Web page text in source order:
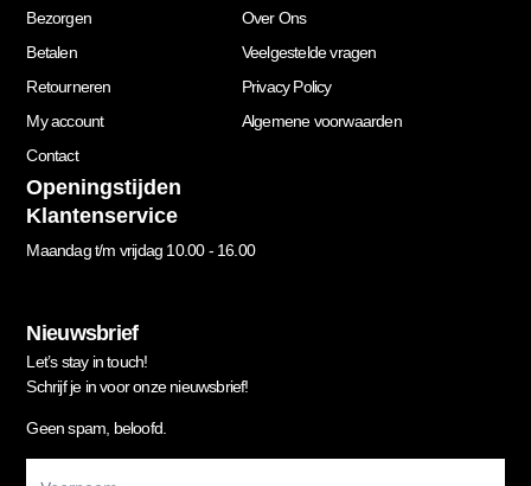
Bezorgen
Betalen
Retourneren
My account
Contact
Over Ons
Veelgestelde vragen
Privacy Policy
Algemene voorwaarden
Openingstijden
Klantenservice
Maandag t/m vrijdag 10.00 - 16.00
Nieuwsbrief
Let’s stay in touch!
Schrijf je in voor onze nieuwsbrief!
Geen spam, beloofd.